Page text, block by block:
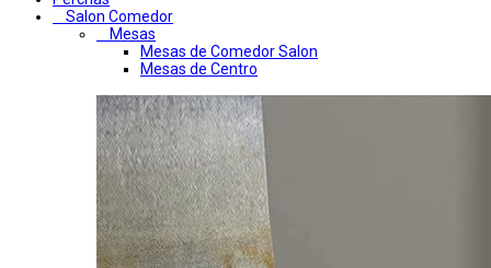
Salon Comedor
Mesas
Mesas de Comedor Salon
Mesas de Centro